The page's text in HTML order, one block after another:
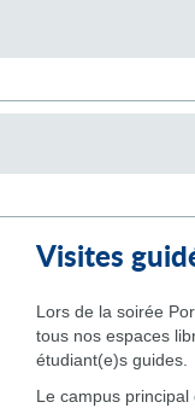
Visites
Lors de la soirée
tous nos espaces
étudiant(e)s guides.
Le campus